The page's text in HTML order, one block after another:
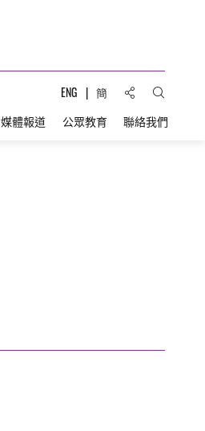
ENG 簡 分享到:打開搜
媒體報道 公眾教育 聯絡我們